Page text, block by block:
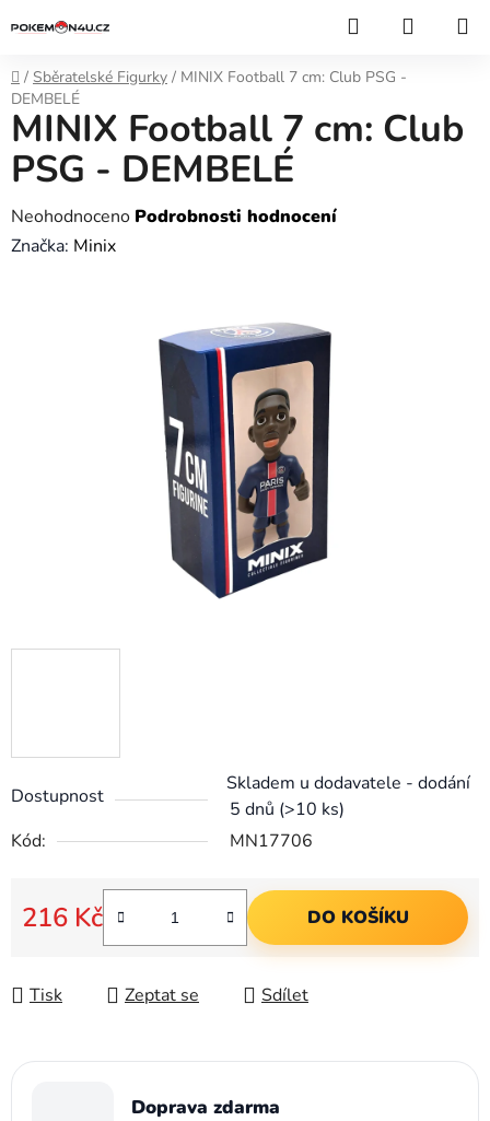
na
Hledat
Domů
/ Sběratelské Figurky / MINIX Football 7 cm: Club PSG -
DEMBELÉ
Dostupnost
Skladem u dodavatele - dodání
5 dnů (>10 ks)
Kód:
MN17706
216 Kč
Měrná cena:
DO KOŠÍKU
Tisk Zeptat se Sdílet
MINIX Football 7 cm: Club
PSG - DEMBELÉ
Průměrné
hodnocení
Neohodnoceno Podrobnosti hodnocení
Značka: Minix
Doprava zdarma